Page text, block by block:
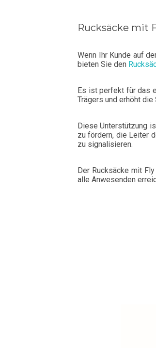
Eintragen
Wählen Sie die Sprache
Português Français
Denmark
Slovenčina (Slovak)
Norway
Rucksäcke mit
Wenn Ihr Kunde auf
bieten Sie den
Es ist perfekt für das
Trägers und erhöht
Diese Unterstützung
zu fördern, die Leiter
zu signalisieren.
Der Rucksäcke mit
alle Anwesenden
Espere, por favor